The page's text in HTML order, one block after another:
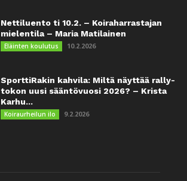
Nettiluento ti 10.2. – Koiraharrastajan
mielentila – Maria Matilainen
Eläinten koulutus 10.2.2026
SporttiRakin kahvila: Miltä näyttää rally-
tokon uusi sääntövuosi 2026? – Krista
Karhu...
Koiraurheilun ilo 9.2.2026